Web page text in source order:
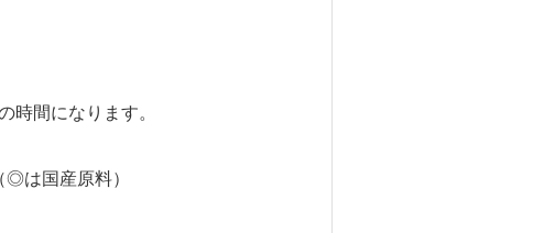
時間になります。
は国産原料）